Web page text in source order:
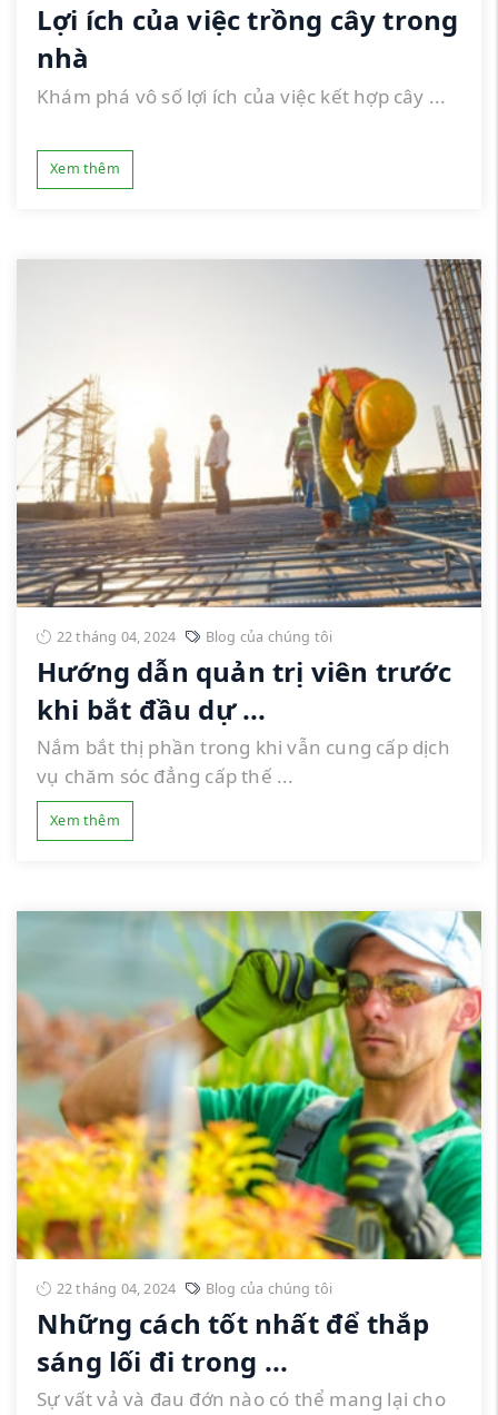
Lợi ích của việc trồng cây trong
nhà
Khám phá vô số lợi ích của việc kết hợp cây ...
Xem thêm
22 tháng 04, 2024 Blog của chúng tôi
Hướng dẫn quản trị viên trước
khi bắt đầu dự ...
Nắm bắt thị phần trong khi vẫn cung cấp dịch
vụ chăm sóc đẳng cấp thế ...
Xem thêm
22 tháng 04, 2024 Blog của chúng tôi
Những cách tốt nhất để thắp
sáng lối đi trong ...
Sự vất vả và đau đớn nào có thể mang lại cho